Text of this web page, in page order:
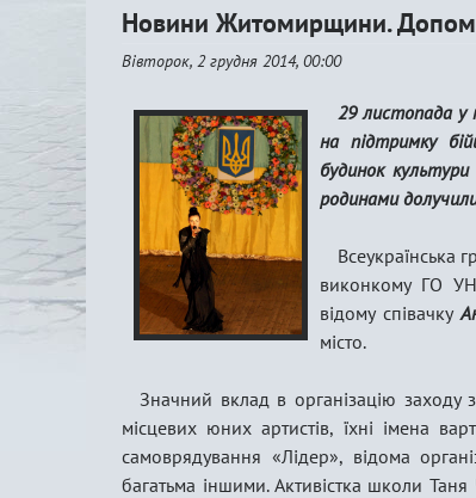
Новини Житомирщини.
Вівторок, 2 грудня 2014, 00:00
29 листопада у
на підтримку
будинок
родинами
Всеукраїнська
виконкому ГО
відому співачку
місто.
Значний вклад в організацію заходу
місцевих юних артистів, їхні імена
самоврядування «Лідер», відома
багатьма іншими. Активістка школи Таня